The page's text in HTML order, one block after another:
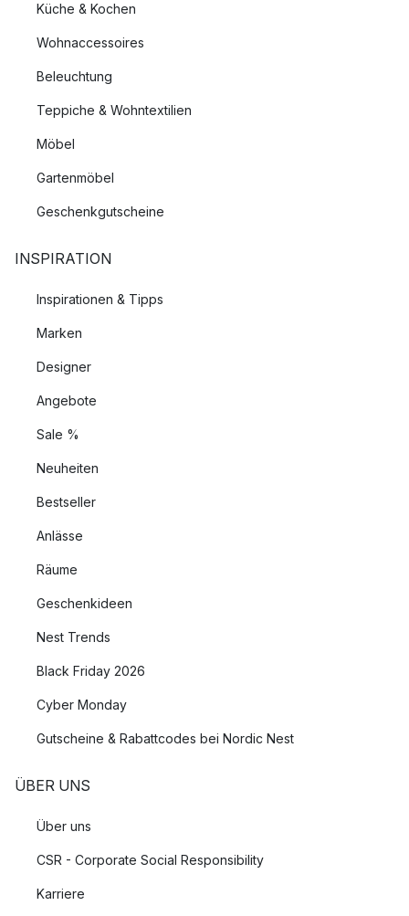
Küche & Kochen
Wohnaccessoires
Beleuchtung
Teppiche & Wohntextilien
Möbel
Gartenmöbel
Geschenkgutscheine
INSPIRATION
Inspirationen & Tipps
Marken
Designer
Angebote
Sale %
Neuheiten
Bestseller
Anlässe
Räume
Geschenkideen
Nest Trends
Black Friday 2026
Cyber Monday
Gutscheine & Rabattcodes bei Nordic Nest
ÜBER UNS
Über uns
CSR - Corporate Social Responsibility
Karriere